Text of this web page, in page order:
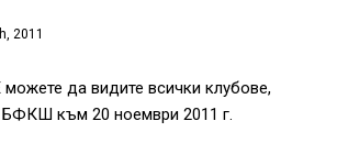
2011
да видите всички клубове,
БФКШ към 20 ноември 2011 г.